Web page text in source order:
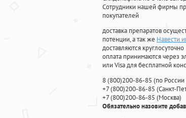
Cотрудники нашей фирмы
покупателей
доставка препаратов
потенции, а так же Навести
доставляются круглосуточно
оплата принимаются через
или Visa для бесплатной
8(800)200-86-85 (по
+7(800)200-86-85 (Санкт-
+7(800)200-86-85 (Москва)
Обязательно назовите